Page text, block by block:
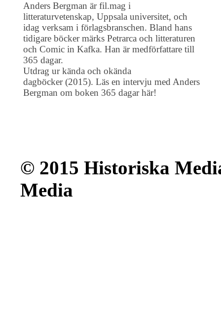
Anders Bergman är fil.mag i
litteraturvetenskap, Uppsala universitet, och
idag verksam i förlagsbranschen. Bland hans
tidigare böcker märks Petrarca och litteraturen
och Comic in Kafka. Han är medförfattare till
365 dagar.
Utdrag ur kända och okända
dagböcker (2015). Läs en intervju med Anders
Bergman om boken 365 dagar här!
© 2015 Historiska
Media